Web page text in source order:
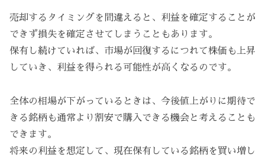
売却するタイミングを間違えると、利益を確定することが
できず損失を確定させてしまうこともあります。
保有し続けていれば、市場が回復するにつれて株価も上昇
していき、利益を得られる可能性が高くなるのです。
全体の相場が下がっているときは、今後値上がりに期待で
きる銘柄も通常より割安で購入できる機会と考えることも
できます。
将来の利益を想定して、現在保有している銘柄を買い増し